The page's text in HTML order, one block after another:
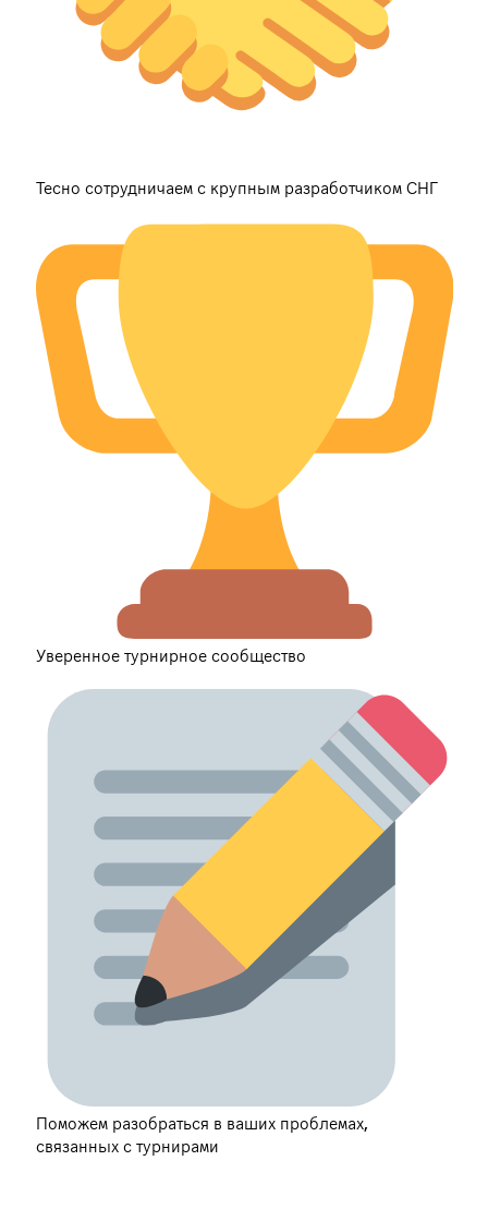
Тесно сотрудничаем с крупным разработчиком СНГ
Уверенное турнирное сообщество
Поможем разобраться в ваших проблемах,
связанных с турнирами